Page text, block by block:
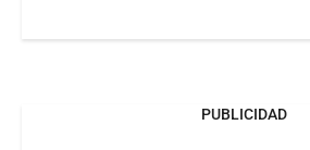
PUBLICIDAD